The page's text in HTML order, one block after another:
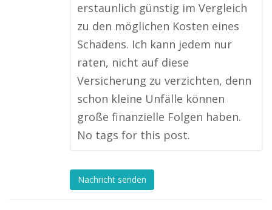
erstaunlich günstig im Vergleich
zu den möglichen Kosten eines
Schadens. Ich kann jedem nur
raten, nicht auf diese
Versicherung zu verzichten, denn
schon kleine Unfälle können
große finanzielle Folgen haben.
No tags for this post.
Nachricht senden